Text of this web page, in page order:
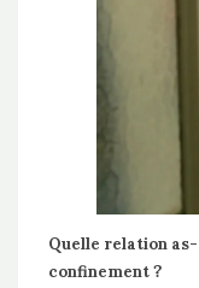
Quelle relation
confinement ?